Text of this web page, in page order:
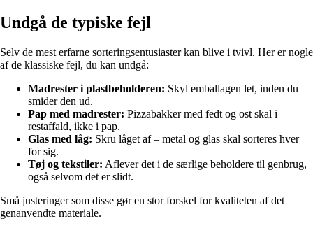
Undgå de typiske fejl
Selv de mest erfarne sorteringsentusiaster kan blive i tvivl. Her er nogle
af de klassiske fejl, du kan undgå:
Madrester i plastbeholderen: Skyl emballagen let, inden du
smider den ud.
Pap med madrester: Pizzabakker med fedt og ost skal i
restaffald, ikke i pap.
Glas med låg: Skru låget af – metal og glas skal sorteres hver
for sig.
Tøj og tekstiler: Aflever det i de særlige beholdere til genbrug,
også selvom det er slidt.
Små justeringer som disse gør en stor forskel for kvaliteten af det
genanvendte materiale.